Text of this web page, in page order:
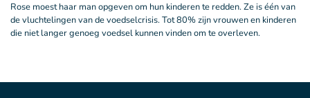
Rose moest haar man opgeven om hun kinderen te redden. Ze is één van
de vluchtelingen van de voedselcrisis. Tot 80% zijn vrouwen en kinderen
die niet langer genoeg voedsel kunnen vinden om te overleven.